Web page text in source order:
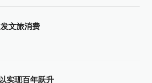
文旅消费
实现百年跃升